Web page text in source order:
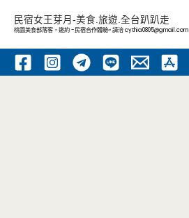
內
民宿女王芽月-美食.旅遊.全台趴趴走
桃園美食部落客，邀約 -民宿合作體驗~ 請洽cythia0805@gmail.com